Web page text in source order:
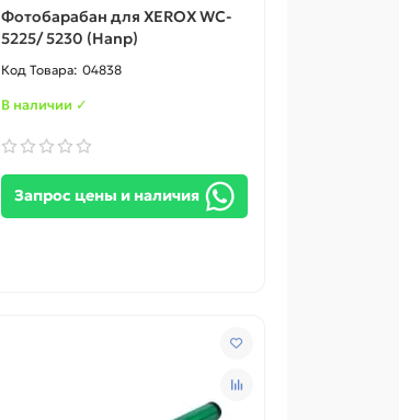
Фотобарабан для XEROX WC-
5225/ 5230 (Hanp)
04838
В наличии ✓
Запрос цены и наличия